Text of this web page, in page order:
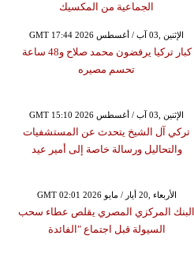
الجماعية من المكسيك
GMT 17:44 2026 الإثنين ,03 آب / أغسطس
كبار تركيا يرفضون محمد صلاح و48 ساعة
تحسم مصيره
GMT 15:10 2026 الإثنين ,03 آب / أغسطس
تركي آل الشيخ يتحدث عن المستشفيات
والتحاليل ورسالة خاصة إلى أمير عيد
GMT 02:01 2026 الأربعاء ,20 أيار / مايو
البنك المركزي المصري يقلص عطاء سحب
السيولة قبل اجتماع "الفائدة